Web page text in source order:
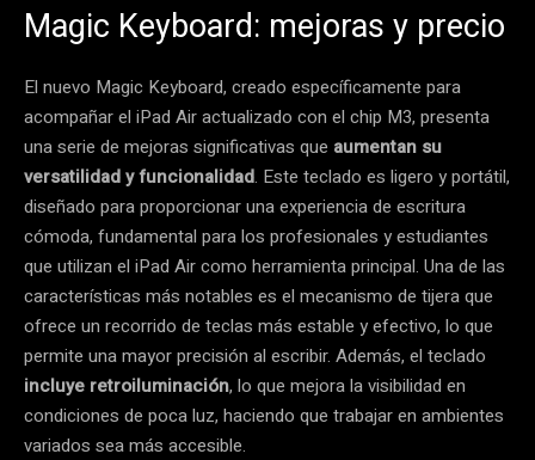
Magic Keyboard: mejoras y precio
El nuevo Magic Keyboard, creado específicamente para
acompañar el iPad Air actualizado con el chip M3, presenta
una serie de mejoras significativas que aumentan su
versatilidad y funcionalidad. Este teclado es ligero y portátil,
diseñado para proporcionar una experiencia de escritura
cómoda, fundamental para los profesionales y estudiantes
que utilizan el iPad Air como herramienta principal. Una de las
características más notables es el mecanismo de tijera que
ofrece un recorrido de teclas más estable y efectivo, lo que
permite una mayor precisión al escribir. Además, el teclado
incluye retroiluminación, lo que mejora la visibilidad en
condiciones de poca luz, haciendo que trabajar en ambientes
variados sea más accesible.